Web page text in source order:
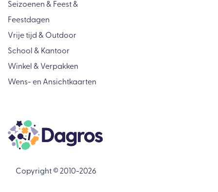
Seizoenen & Feest &
Feestdagen
Vrije tijd & Outdoor
School & Kantoor
Winkel & Verpakken
Wens- en Ansichtkaarten
Copyright © 2010-2026